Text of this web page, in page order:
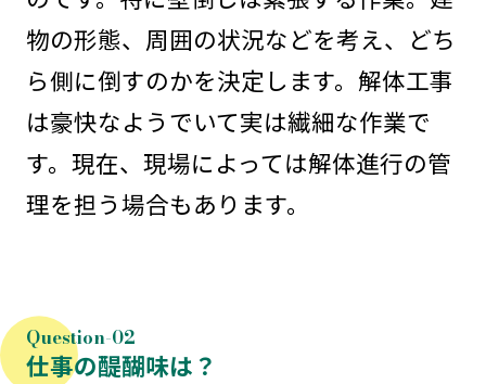
物の形態、周囲の状況などを考え、どち
ら側に倒すのかを決定します。解体工事
は豪快なようでいて実は繊細な作業で
す。現在、現場によっては解体進行の管
理を担う場合もあります。
仕事の醍醐味は？